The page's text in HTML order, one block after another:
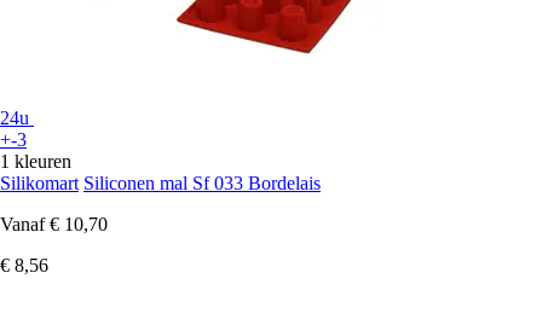
24u
+-3
1 kleuren
Silikomart Siliconen mal Sf 033 Bordelais
Vanaf € 10,70
€ 8,56